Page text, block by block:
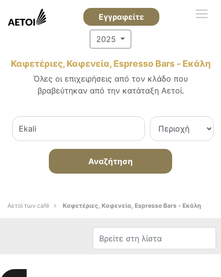
Εγγραφείτε
2025
Καφετέριες, Καφενεία, Espresso Bars - Εκάλη
Όλες οι επιχειρήσεις από τον κλάδο που
βραβεύτηκαν από την κατάταξη Αετοί.
Αναζήτηση
Αετοί των café Καφετέριες, Καφενεία, Espresso Bars - Εκάλη